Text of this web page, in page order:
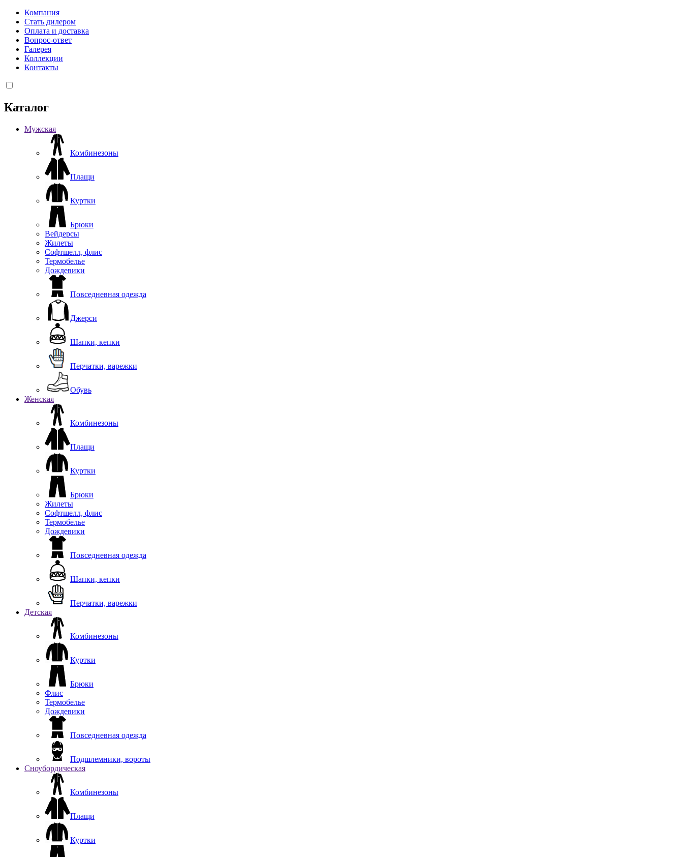
Компания
Стать дилером
Оплата и доставка
Вопрос-ответ
Галерея
Коллекции
Контакты
Каталог
Мужская
Комбинезоны
Плащи
Куртки
Брюки
Вейдерсы
Жилеты
Софтшелл, флис
Термобелье
Дождевики
Повседневная одежда
Джерси
Шапки, кепки
Перчатки, варежки
Обувь
Женская
Комбинезоны
Плащи
Куртки
Брюки
Жилеты
Софтшелл, флис
Термобелье
Дождевики
Повседневная одежда
Шапки, кепки
Перчатки, варежки
Детская
Комбинезоны
Куртки
Брюки
Флис
Термобелье
Дождевики
Повседневная одежда
Подшлемники, вороты
Сноубордическая
Комбинезоны
Плащи
Куртки